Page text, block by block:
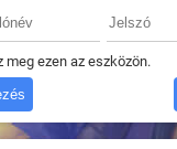
meg ezen az eszközön.